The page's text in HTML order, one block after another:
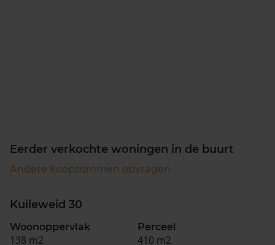
Eerder verkochte woningen in de buurt
Andere koopsommen opvragen
Kuileweid 30
Woonoppervlak
138 m2
Perceel
410 m2